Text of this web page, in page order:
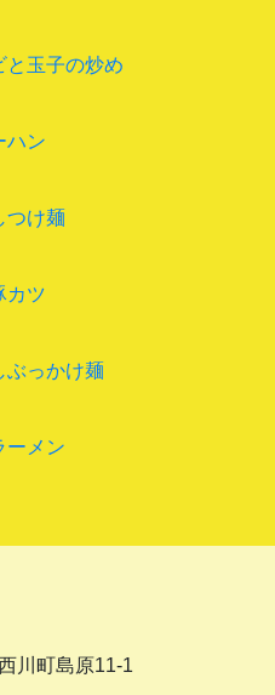
と玉子の炒め
ハン
つけ麺
カツ
ぶっかけ麺
ーメン
川町島原11-1